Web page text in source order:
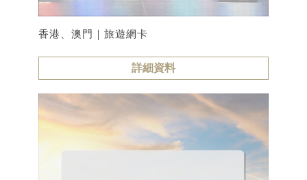
香港、澳門｜旅遊網卡
詳細資料